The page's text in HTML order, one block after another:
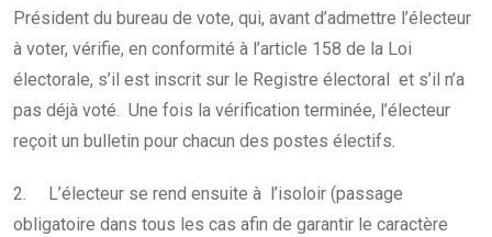
Président du bureau de vote, qui, avant d’admettre l’électeur
à voter, vérifie, en conformité à l’article 158 de la Loi
électorale, s’il est inscrit sur le Registre électoral et s’il n’a
pas déjà voté. Une fois la vérification terminée, l’électeur
reçoit un bulletin pour chacun des postes électifs.
2. L’électeur se rend ensuite à l’isoloir (passage
obligatoire dans tous les cas afin de garantir le caractère